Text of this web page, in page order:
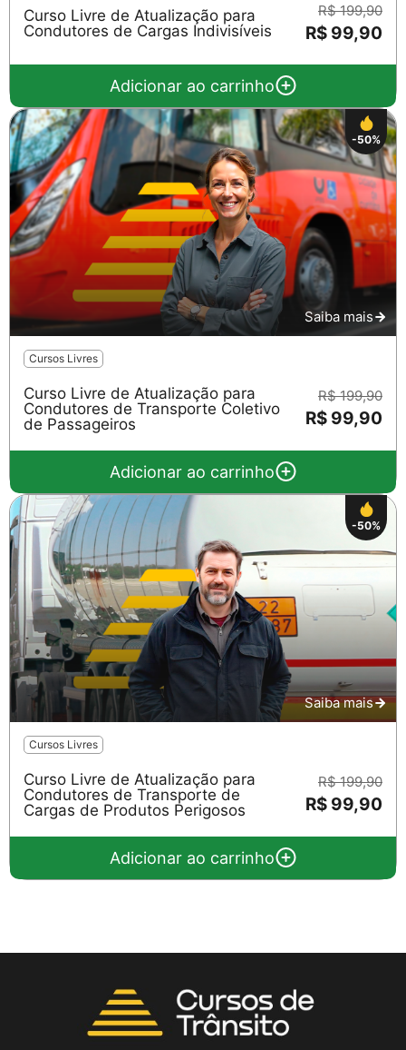
Curso Livre de Atualização para
Condutores de Cargas Indivisíveis
R$ 199,90
R$ 99,90
Adicionar ao carrinho
-50%
Saiba mais
Cursos Livres
Curso Livre de Atualização para
Condutores de Transporte Coletivo
de Passageiros
R$ 199,90
R$ 99,90
Adicionar ao carrinho
-50%
Saiba mais
Cursos Livres
Curso Livre de Atualização para
Condutores de Transporte de
Cargas de Produtos Perigosos
R$ 199,90
R$ 99,90
Adicionar ao carrinho